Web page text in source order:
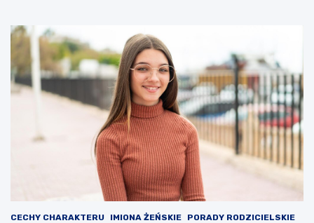
o
p
a
k
?
CECHY CHARAKTERU IMIONA ŻEŃSKIE
PORADY RODZICIELSKIE